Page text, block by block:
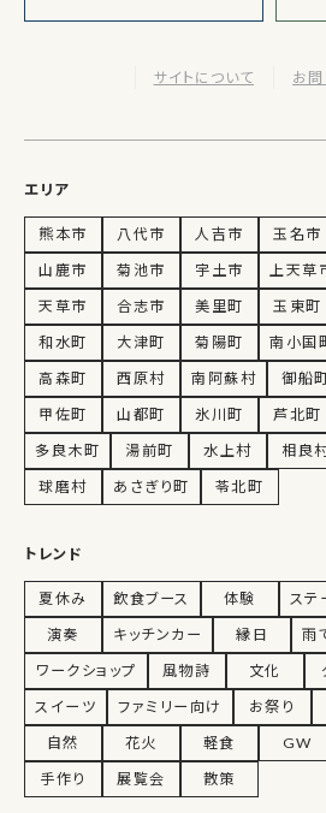
サイトについて お
エリア
熊本市 八代市 人吉市 玉名市
山鹿市
菊池市 宇土市 上天草
天草市
合志市 美里町 玉東町
和水町
大津町 菊陽町 南小国
高森町
西原村 南阿蘇村 御船
甲佐町
山都町 氷川町 芦北町
多良木町
湯前町 水上村 相良
球磨村
あさぎり町 苓北町
トレンド
夏休み 飲食ブース 体験 ステ
演奏
キッチンカー 縁日 雨
ワークショップ
風物詩 文化
スイーツ
ファミリー向け お祭り
自然
花火 軽食 GW
手作り
展覧会 散策